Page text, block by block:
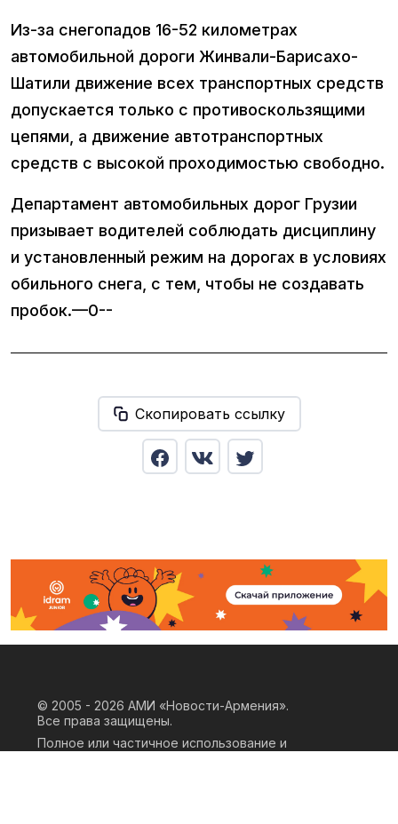
Из-за снегопадов 16-52 километрах
автомобильной дороги Жинвали-Барисахо-
Шатили движение всех транспортных средств
допускается только с противоскользящими
цепями, а движение автотранспортных
средств с высокой проходимостью свободно.
Департамент автомобильных дорог Грузии
призывает водителей соблюдать дисциплину
и установленный режим на дорогах в условиях
обильного снега, с тем, чтобы не создавать
пробок.—0--
Скопировать ссылку
© 2005 - 2026 АМИ «Новости-Армения».
Все права защищены.
Полное или частичное использование и